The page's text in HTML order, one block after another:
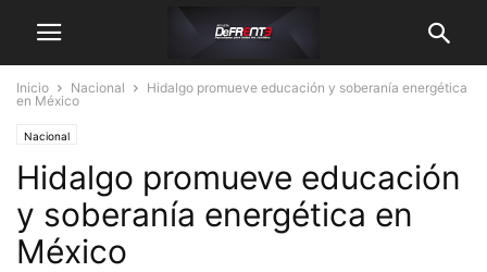
Inicio Nacional
Hidalgo promueve educación y soberanía energética
en México
Nacional
Hidalgo promueve educación
y soberanía energética en
México